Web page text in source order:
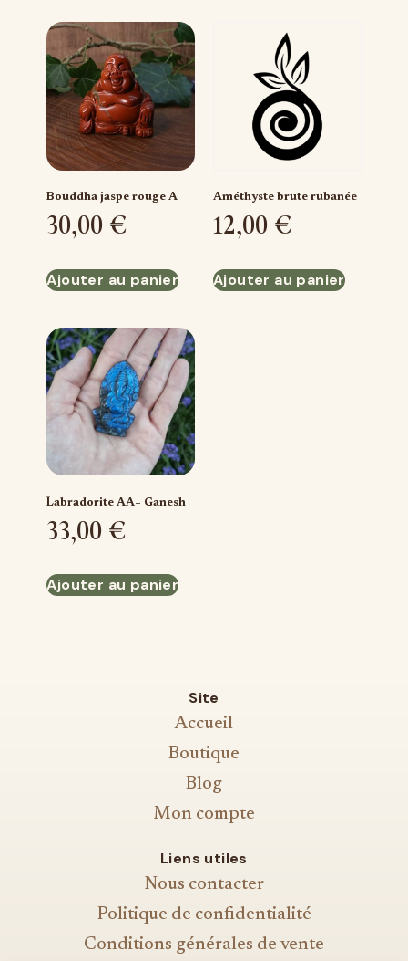
Bouddha jaspe rouge A
30,00 €
Ajouter au panier
Améthyste brute rubanée
12,00 €
Ajouter au panier
Labradorite AA+ Ganesh
33,00 €
Ajouter au panier
Site
Accueil
Boutique
Blog
Mon compte
Liens utiles
Nous contacter
Politique de confidentialité
Conditions générales de vente